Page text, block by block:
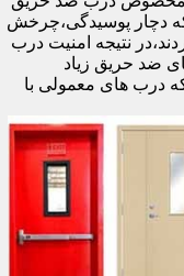
که دچار پوسیدگی،چرخش
نتیجه امنیت درب
ضد حریق زیاد
حالیکه درب های معمولی با